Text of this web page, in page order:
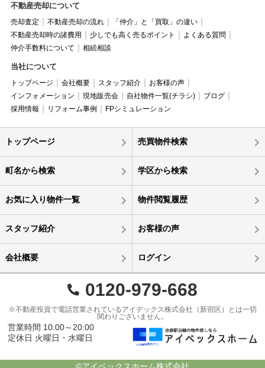
不動産売却について
売却査定 不動産売却の流れ
「仲介」と「買取」の違い
不動産売却時の諸費用
少しでも高く売るポイント
よくある質問
仲介手数料について
相続相談
当社について
トップページ 会社概要 スタッフ紹介
お客様の声
インフォメーション
現地販売会 自社物件一覧(チラシ)
ブログ
採用情報
リフォーム事例 FPシミュレーション
トップページ 売買物件検索
町名から検索 学区から検索
お気に入り物件一覧 物件閲覧履歴
スタッフ紹介 お客様の声
会社概要 ログイン
0120-979-668
※不動産投資で電話営業されているアイデックス株式会社（新宿区）とは一切
関わりございません。
営業時間 10:00～20:00
定休日 火曜日・水曜日